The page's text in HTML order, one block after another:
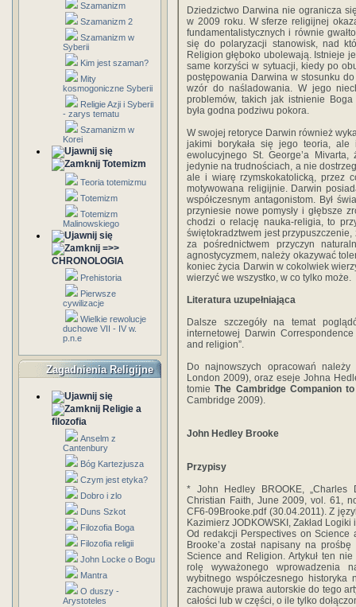
Szamanizm
Szamanizm 2
Szamanizm w
Syberii
Kim jest szaman?
Mity
kosmogoniczne Syberii
Religie Azji i Syberii
- zarys tematu
Szamanizm w
Korei
Totemizm
Teoria totemizmu
Totemizm
Totemizm
Malinowskiego
=>>
CHRONOLOGIA
Prehistoria
Pierwsze
cywilizacje
Wielkie rewolucje
duchowe VII - IV w.
p.n.e
Zagadnienia Religijne
Religie a
filozofia
Anselm z
Cantenbury
Bóg Kartezjusza
Czym jest etyka?
Dobro i zlo
Duns Szkot
Filozofia Boga
Filozofia religii
John Locke o Bogu
Mantra
O duszy -
Arystoteles
Dziedzictwo Darwina nie ogranicza
w 2009 roku. W sferze religijnej
fundamentalistycznych i równie
się do polaryzacji stanowisk, nad
Religion głęboko ubolewają. Istnieje
same korzyści w sytuacji, kiedy po
postępowania Darwina w stosunku
wzór do naśladowania. W jego
problemów, takich jak istnienie
była godna podziwu pokora.
W swojej retoryce Darwin również
jakimi borykała się jego teoria,
ewolucyjnego St. George’a
jedynie na trudnościach, a nie
ale i wiarę rzymskokatolicką, przez
motywowana religijnie. Darwin
współczesnym antagonistom. Był
przyniesie nowe pomysły i głębsze
chodzi o relację nauka-religia, to
świętokradztwem jest
za pośrednictwem przyczyn
agnostycyzmem, należy okazywać
koniec życia Darwin w cokolwiek
wierzyć we wszystko, w co tylko może.
Literatura uzupełniająca
Dalsze szczegóły na temat
internetowej Darwin
and religion”.
Do najnowszych opracowań
London 2009), oraz eseje Johna
tomieThe Cambridge Companion
Cambridge 2009).
John Hedley Brooke
Przypisy
* John Hedley BROOKE, „Charles
Christian Faith, June 2009, vol. 61,
CF6-09Brooke.pdf (30.04.2011). Z
Kazimierz JODKOWSKI, Zakład
Od redakcji Perspectives on Science
Brooke’a został napisany na
Science and Religion. Artykuł ten
rolę wyważonego wprowadzenia
wybitnego współczesnego
zachowuje prawa autorskie do tego
całości lub w części, o ile tylko